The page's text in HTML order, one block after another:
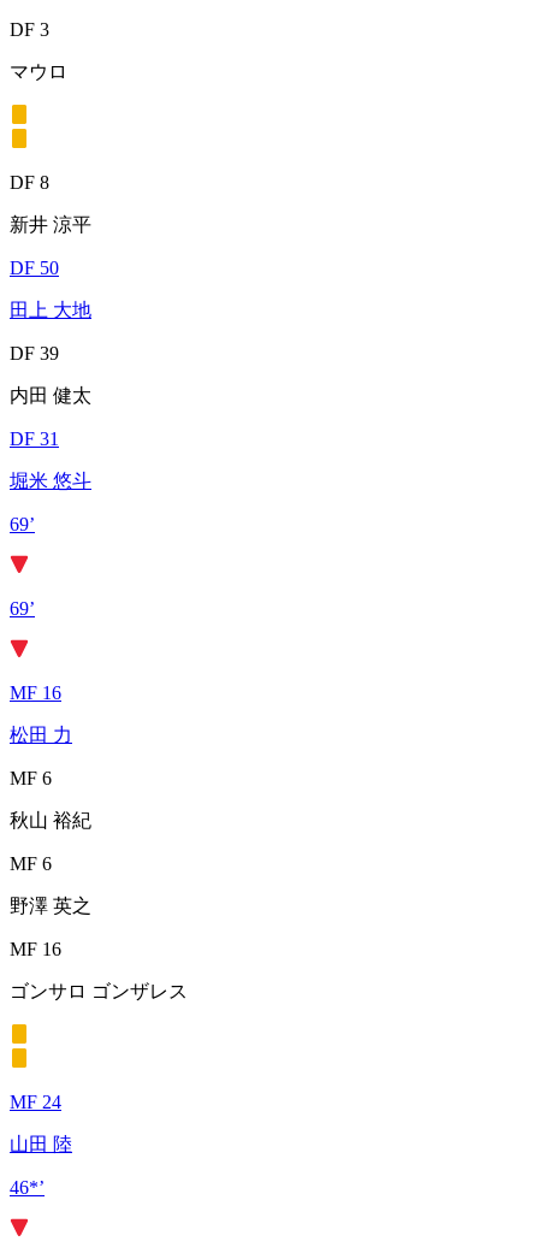
DF 3
マウロ
DF 8
新井 涼平
DF 50
田上 大地
DF 39
内田 健太
DF 31
堀米 悠斗
69’
69’
MF 16
松田 力
MF 6
秋山 裕紀
MF 6
野澤 英之
MF 16
ゴンサロ ゴンザレス
MF 24
山田 陸
46*’